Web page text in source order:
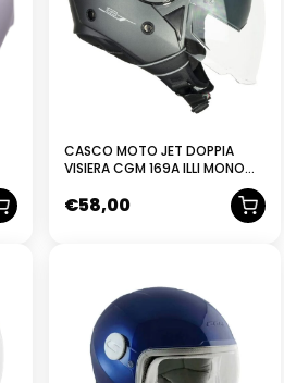
CASCO MOTO JET DOPPIA
VISIERA CGM 169A ILLI MONO
€58,00